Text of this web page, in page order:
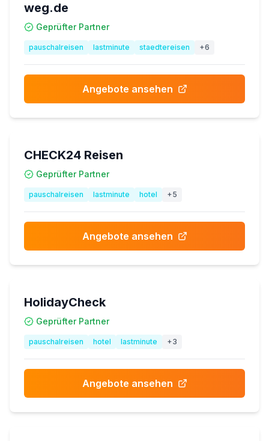
weg.de
Geprüfter Partner
pauschalreisen lastminute staedtereisen +6
Angebote ansehen
CHECK24 Reisen
Geprüfter Partner
pauschalreisen lastminute hotel +5
Angebote ansehen
HolidayCheck
Geprüfter Partner
pauschalreisen hotel lastminute +3
Angebote ansehen